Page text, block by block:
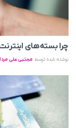
چرا بسته‌های
نوشته شده توسط مجتبی علی